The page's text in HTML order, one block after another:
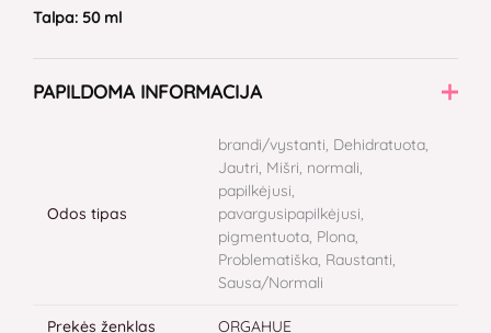
Talpa: 50 ml
PAPILDOMA INFORMACIJA
Odos tipas
brandi/vystanti, Dehidratuota,
Jautri, Mišri, normali,
papilkėjusi,
pavargusipapilkėjusi,
pigmentuota, Plona,
Problematiška, Raustanti,
Sausa/Normali
Prekės ženklas ORGAHUE